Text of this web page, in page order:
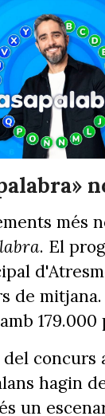
més
. El
de
concurs
hagin
un